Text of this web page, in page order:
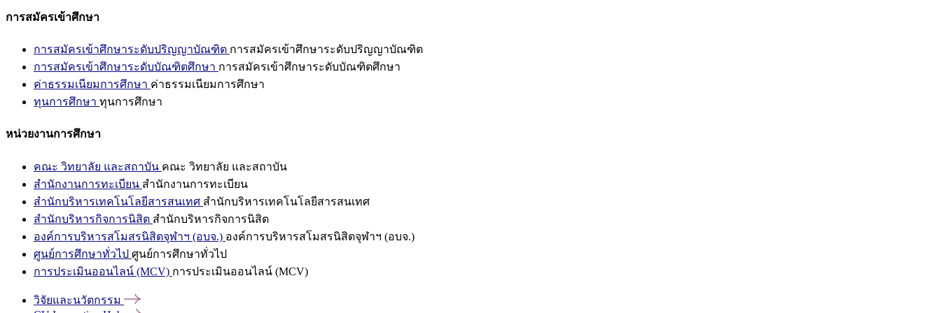
การสมัครเข้าศึกษา
การสมัครเข้าศึกษาระดับปริญญาบัณฑิต การสมัครเข้าศึกษาระดับปริญญาบัณฑิต
การสมัครเข้าศึกษาระดับบัณฑิตศึกษา การสมัครเข้าศึกษาระดับบัณฑิตศึกษา
ค่าธรรมเนียมการศึกษา ค่าธรรมเนียมการศึกษา
ทุนการศึกษา ทุนการศึกษา
หน่วยงานการศึกษา
คณะ วิทยาลัย และสถาบัน คณะ วิทยาลัย และสถาบัน
สำนักงานการทะเบียน สำนักงานการทะเบียน
สำนักบริหารเทคโนโลยีสารสนเทศ สำนักบริหารเทคโนโลยีสารสนเทศ
สำนักบริหารกิจการนิสิต สำนักบริหารกิจการนิสิต
องค์การบริหารสโมสรนิสิตจุฬาฯ (อบจ.) องค์การบริหารสโมสรนิสิตจุฬาฯ (อบจ.)
ศูนย์การศึกษาทั่วไป ศูนย์การศึกษาทั่วไป
การประเมินออนไลน์ (MCV) การประเมินออนไลน์ (MCV)
วิจัยและนวัตกรรม